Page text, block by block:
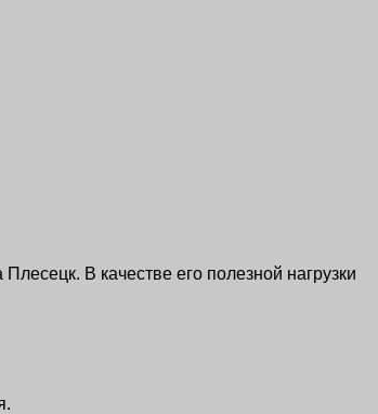
В качестве его полезной нагрузки